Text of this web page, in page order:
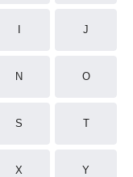
J
N O
S T
X Y